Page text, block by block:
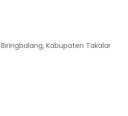
Kabupaten Takalar